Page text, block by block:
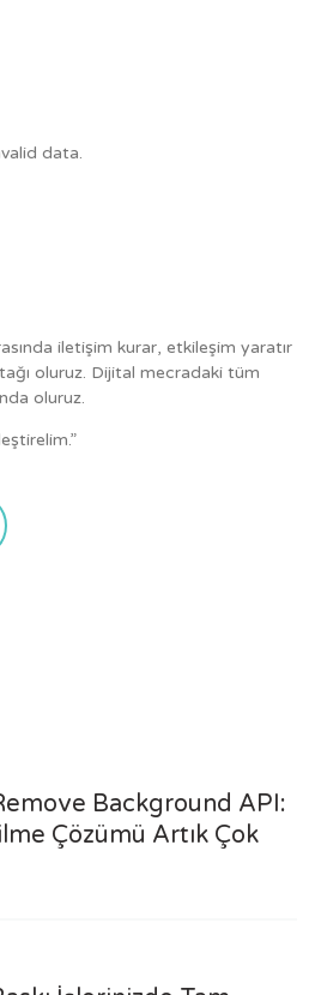
data.
iletişim kurar, etkileşim yaratır
oluruz. Dijital mecradaki tüm
oluruz.
Background API:
Çözümü Artık Çok